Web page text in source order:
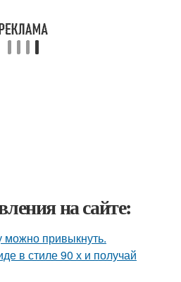
на сайте:
можно привыкнуть.
в стиле 90 х и получай